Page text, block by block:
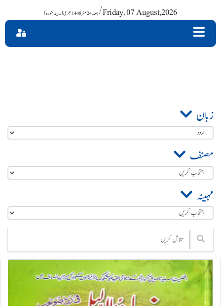
جمعہ , 24 صفر 1448 ہجری (مدینہ منورہ)/ Friday, 07 August,2026
زبان
مصنف
مہینہ